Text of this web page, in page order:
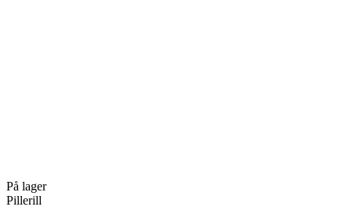
På lager
Pillerill